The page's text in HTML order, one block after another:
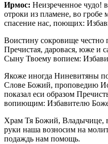
Ирмос: Неизреченное чудо!
отроки из пламене, во гробе
спасение нас, поющих:
Воистину сокровище честно
Пречистая, даровася, юже и
Сыну Твоему вопием:
Якоже иногда Ниневитяны
Слове Божий, проповедию
показал еси образом
вопиющим: Избавителю
Храм Тя Божий, Владычице,
руки наша возносим на
подаждь нам помощь.